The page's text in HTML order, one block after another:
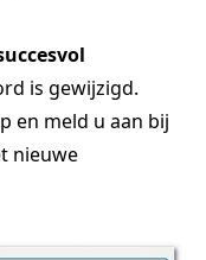
is gewijzigd.
en meld u aan bij
nieuwe